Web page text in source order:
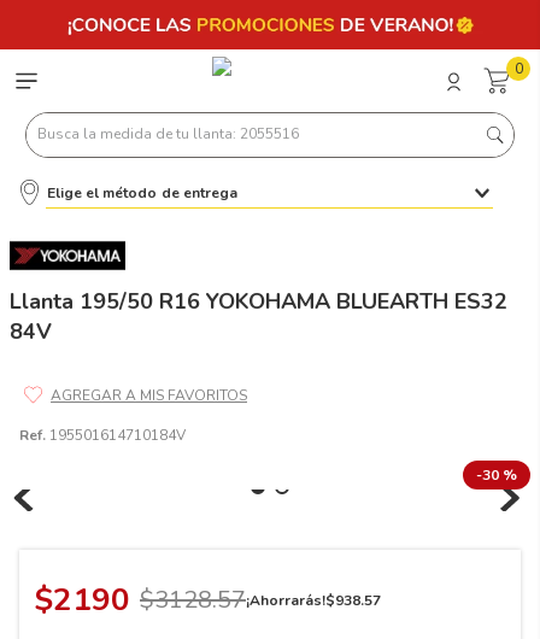
0
Busca la medida de tu llanta: 2055516
Elige el método de entrega
Llanta 195/50 R16 YOKOHAMA BLUEARTH ES32
84V
Ref. 195501614710184V
-30 %
$2190 $3128.57¡Ahorrarás!$938.57
Términos más buscados
7.245